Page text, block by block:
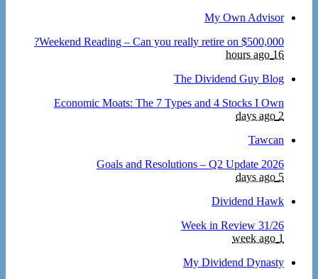
My Own Advisor
Weekend Reading – Can you really retire on $500,000?
16 hours ago
The Dividend Guy Blog
Economic Moats: The 7 Types and 4 Stocks I Own
2 days ago
Tawcan
2026 Goals and Resolutions – Q2 Update
5 days ago
Dividend Hawk
Week in Review 31/26
1 week ago
My Dividend Dynasty